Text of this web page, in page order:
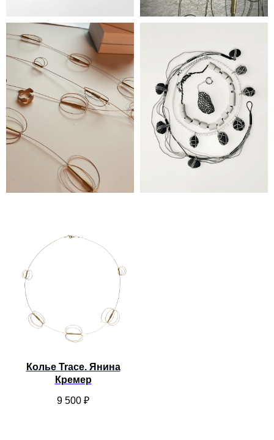
Колье Trace. Янина
Кремер
9 500 ₽